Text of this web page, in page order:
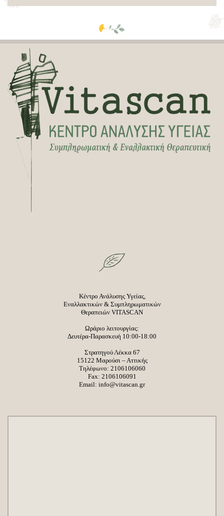
Κέντρο Ανάλυσης Υγείας,
Εναλλακτικών & Συμπληρωματικών
Θεραπειών VITASCAN
Ωράριο λειτουργίας:
Δευτέρα-Παρασκευή 10:00-18:00
Στρατηγού Λέκκα 67
15122 Μαρούσι – Αττικής
Τηλέφωνο: 2106106060
Fax: 2106106091
Email: info@vitascan.gr